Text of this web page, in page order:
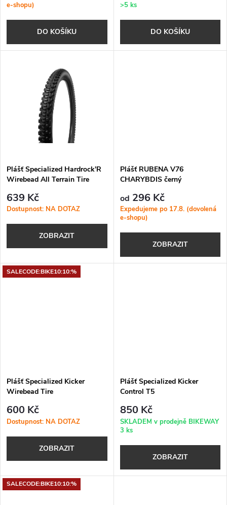
o
d
o
d
e-shopu)
DO KOŠÍKU
>5 ks
DO KOŠÍKU
Plášť Specialized Hardrock'R
Wirebead All Terrain Tire
639 Kč
Dostupnost: NA DOTAZ
ZOBRAZIT
Plášť RUBENA V76
CHARYBDIS černý
od 296 Kč
Expedujeme po 17.8. (dovolená
e-shopu)
ZOBRAZIT
SALECODE:BIKE10:10:%
Plášť Specialized Kicker
Wirebead Tire
600 Kč
Dostupnost: NA DOTAZ
ZOBRAZIT
Plášť Specialized Kicker
Control T5
850 Kč
SKLADEM v prodejně BIKEWAY
3 ks
ZOBRAZIT
SALECODE:BIKE10:10:%